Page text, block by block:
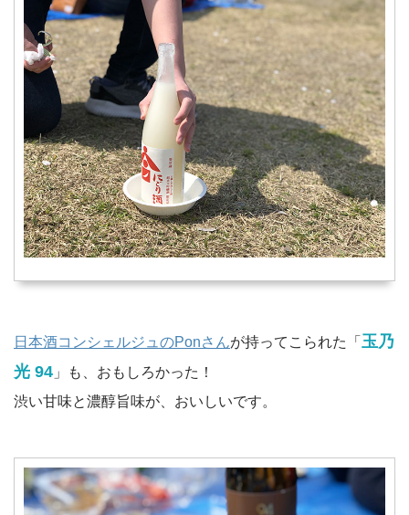
日本酒コンシェルジュのPonさんが持ってこられた「 玉乃
光 94 」も、おもしろかった！
渋い甘味と濃醇旨味が、おいしいです。